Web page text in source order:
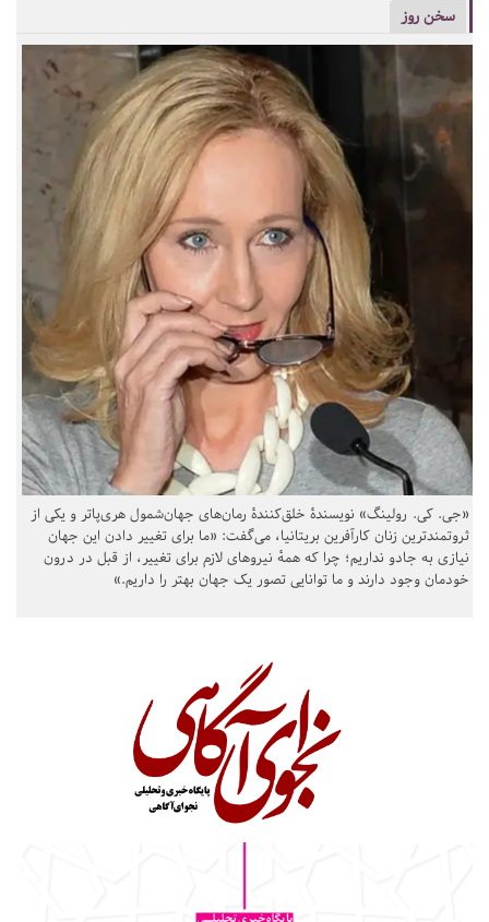
سخن روز
«جی. کی. رولینگ» نویسندهٔ خلق‌کنندهٔ رمان‌های جهان‌شمول هری‌پاتر و یکی از
ثروتمندترین زنان کارآفرین بریتانیا، می‌گفت: «ما برای تغییر دادن این جهان
نیازی به جادو نداریم؛ چرا که همهٔ نیروهای لازم برای تغییر، از قبل در درون
خودمان وجود دارند و ما توانایی تصور یک جهان بهتر را داریم.»